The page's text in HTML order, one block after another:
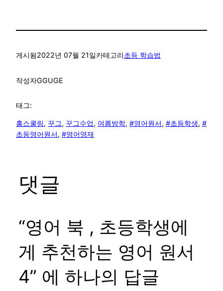
게시됨2022년 07월 21일카테고리초등 학습법
작성자GGUGE
태그:
홈스쿨링, 꾸그, 꾸그수업, 여름방학, #영어원서, #초등학생, #
초등영어원서, #영어영재
댓글
“영어 북 , 초등학생에
게 추천하는 영어 원서
4” 에 하나의 답글